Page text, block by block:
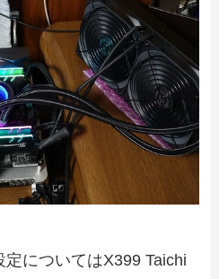
についてはX399 Taichi